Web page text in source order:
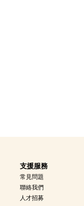
支援服務
常見問題
聯絡我們
人才招募